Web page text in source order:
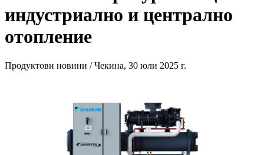
индустриално и централно
отопление
Продуктови новини / Чекина, 30 юли 2025 г.